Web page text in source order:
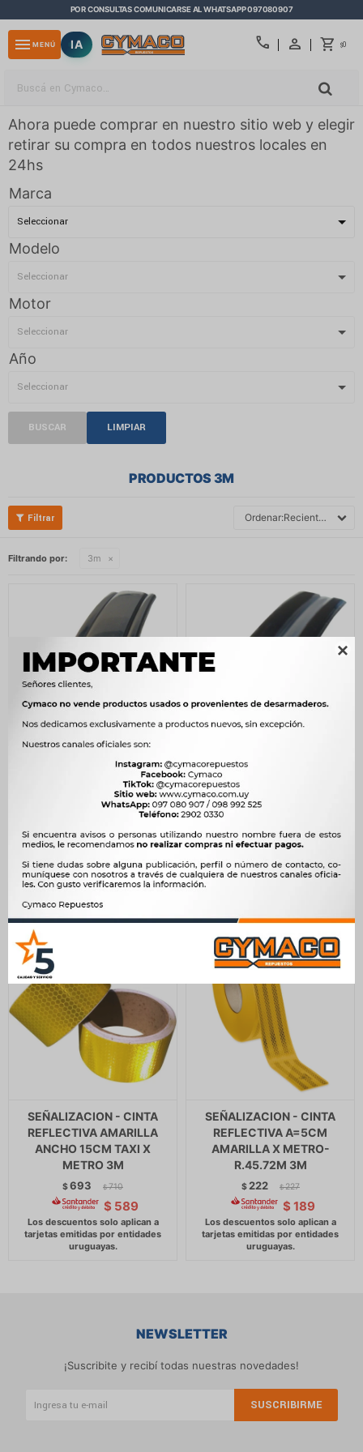

POR CONSULTAS COMUNICARSE AL WHATSAPP 097080907
call $0
menu MENÚ IA
Ahora puede comprar en nuestro sitio web y elegir
retirar su compra en todos nuestros locales en
24hs
Marca
Modelo
Motor
Año
BUSCAR LIMPIAR
PRODUCTOS 3M
Recientes
Filtrando por: 3m
ACCESORIO EXTERIOR -
BAGUETA UNIV.CROMADA
25MM X METRO 3M
$148
ACCESORIO EXTERIOR -
BAGUETA UNIV. NEGRA-
CROMADA 28MM X METRO
$108 $ 111
92
SEÑALIZACION - CINTA
REFLECTIVA AMARILLA
ANCHO 15CM TAXI X
METRO 3M
$693 $ 710
$ 589
SEÑALIZACION - CINTA
REFLECTIVA A=5CM
AMARILLA X METRO-
R.45.72M 3M
$ 222 $ 227
$ 189
NEWSLETTER
¡Suscribite y recibí todas nuestras novedades!
SUSCRIBIRME
close